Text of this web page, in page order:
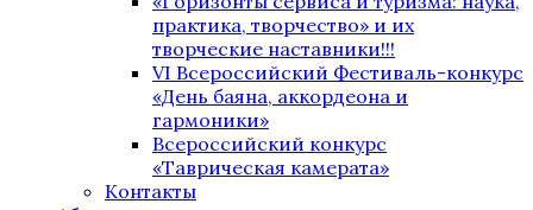
практика, творчество» и их
творческие наставники!!!
VI Всероссийский Фестиваль-конкурс
«День баяна, аккордеона и
гармоники»
Всероссийский конкурс
«Таврическая камерата»
Контакты